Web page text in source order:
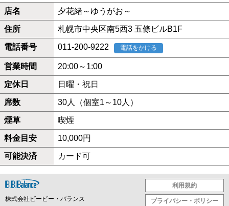
店名 夕花緒～ゆうがお～
住所 札幌市中央区南5西3 五條ビルB1F
電話番号 011-200-9222 電話をかける
営業時間 20:00～1:00
定休日 日曜・祝日
席数 30人（個室1～10人）
煙草 喫煙
料金目安 10,000円
可能決済 カード可
株式会社ビービー・バランス
利用規約
プライバシー・ポリシー